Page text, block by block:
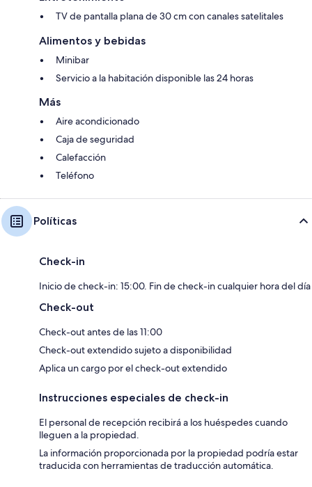
TV de pantalla plana de 30 cm con canales satelitales
Alimentos y bebidas
Minibar
Servicio a la habitación disponible las 24 horas
Más
Aire acondicionado
Caja de seguridad
Calefacción
Teléfono
Políticas
Check-in
Inicio de check-in: 15:00. Fin de check-in cualquier hora del día
Check-out
Check-out antes de las 11:00
Check-out extendido sujeto a disponibilidad
Aplica un cargo por el check-out extendido
Instrucciones especiales de check-in
El personal de recepción recibirá a los huéspedes cuando
lleguen a la propiedad.
La información proporcionada por la propiedad podría estar
traducida con herramientas de traducción automática.